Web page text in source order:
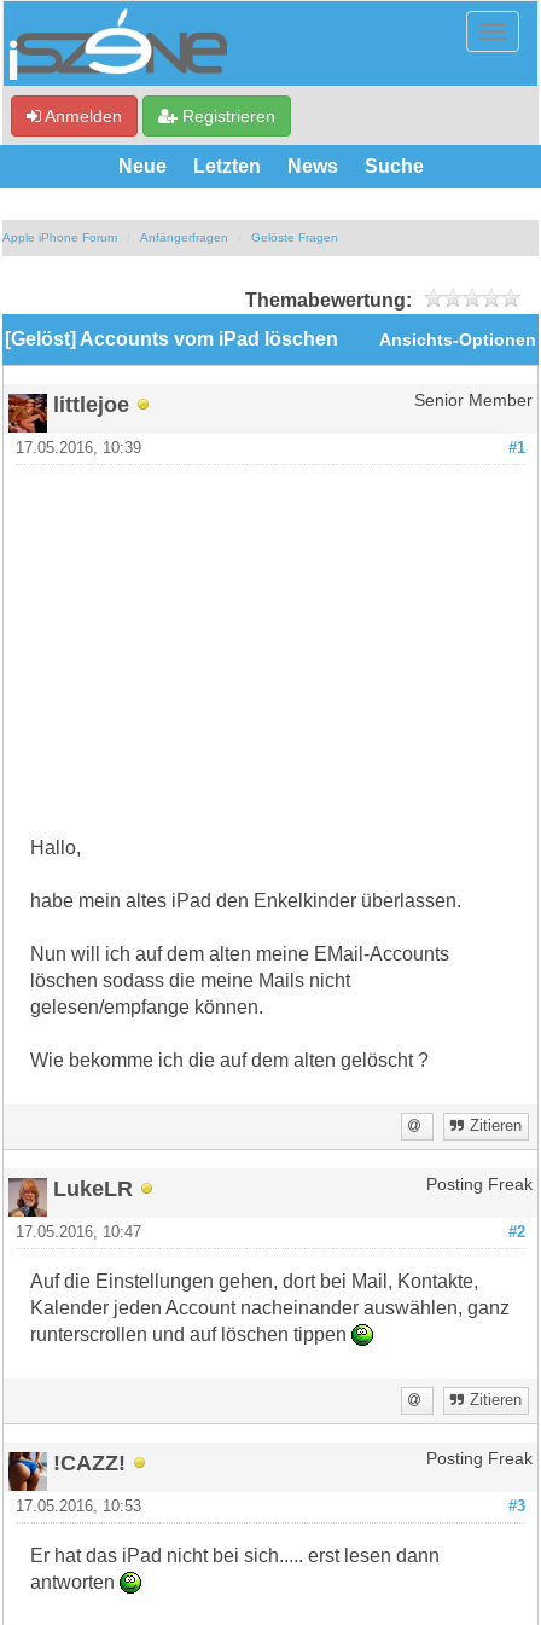
Anmelden Registrieren
Neue Letzten News Suche
Apple iPhone Forum Anfängerfragen Gelöste Fragen
Themabewertung:
Ansichts-Optionen
[Gelöst] Accounts vom iPad löschen
littlejoe Senior Member
#1
17.05.2016, 10:39
Hallo,
habe mein altes iPad den Enkelkinder überlassen.
Nun will ich auf dem alten meine EMail-Accounts
löschen sodass die meine Mails nicht
gelesen/empfange können.
Wie bekomme ich die auf dem alten gelöscht ?
Zitieren
LukeLR Posting Freak
#2
17.05.2016, 10:47
Auf die Einstellungen gehen, dort bei Mail, Kontakte,
Kalender jeden Account nacheinander auswählen, ganz
runterscrollen und auf löschen tippen
Zitieren
!CAZZ! Posting Freak
#3
17.05.2016, 10:53
Er hat das iPad nicht bei sich..... erst lesen dann
antworten